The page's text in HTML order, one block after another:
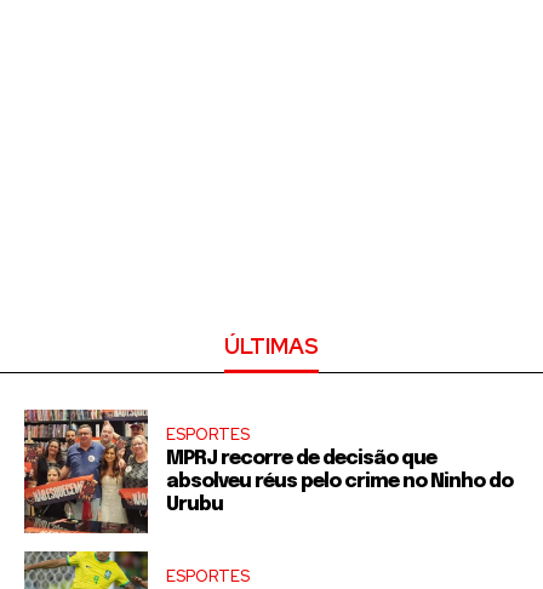
ÚLTIMAS
ESPORTES
MPRJ recorre de decisão que
absolveu réus pelo crime no Ninho do
Urubu
ESPORTES